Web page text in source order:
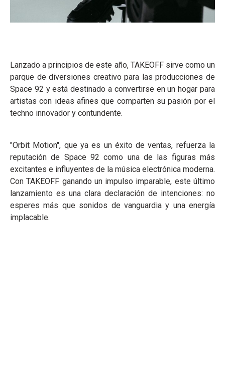
Lanzado a principios de este año, TAKEOFF sirve como un
parque de diversiones creativo para las producciones de
Space 92 y está destinado a convertirse en un hogar para
artistas con ideas afines que comparten su pasión por el
techno innovador y contundente.
"Orbit Motion", que ya es un éxito de ventas, refuerza la
reputación de Space 92 como una de las figuras más
excitantes e influyentes de la música electrónica moderna.
Con TAKEOFF ganando un impulso imparable, este último
lanzamiento es una clara declaración de intenciones: no
esperes más que sonidos de vanguardia y una energía
implacable.